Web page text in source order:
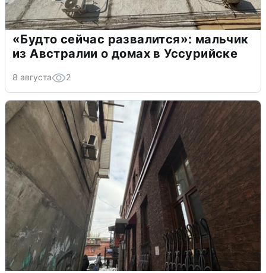
«Будто сейчас развалится»: мальчик
из Австралии о домах в Уссурийске
8 августа 2